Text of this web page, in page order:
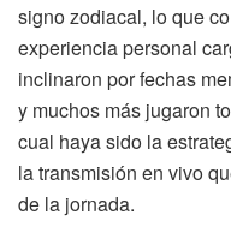
signo zodiacal, lo que
experiencia personal
inclinaron por fechas
y muchos más jugaron
cual haya sido la
la transmisión en vivo
de la jornada.